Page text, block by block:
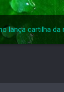
lança cartilha